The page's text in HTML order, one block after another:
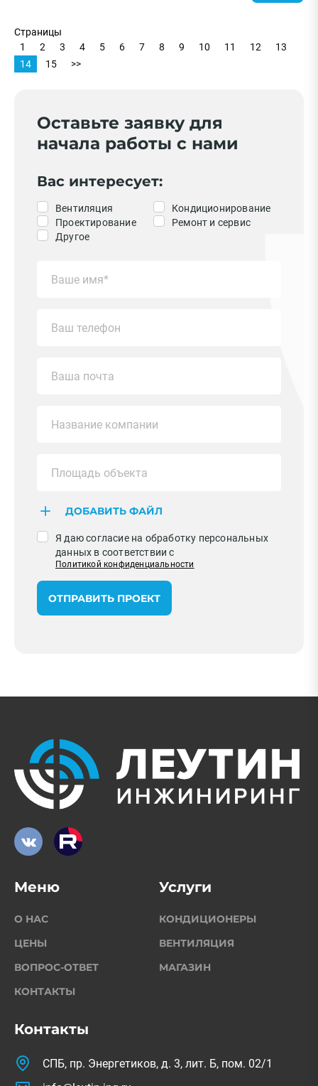
Страницы
1
2 3 4 5 6 7 8 9 10 11 12
13
14
15 >>
Оставьте заявку для
начала работы с нами
Вас интересует:
Вентиляция
Кондиционирование
Проектирование
Ремонт и сервис
Другое
ДОБАВИТЬ ФАЙЛ
Я даю согласие на обработку персональных
данных в соответствии с
Политикой конфиденциальности
ОТПРАВИТЬ ПРОЕКТ
Контакты
СПБ, пр. Энергетиков, д. 3, лит. Б, пом. 02/1
Меню
О НАС
ЦЕНЫ
ВОПРОС-ОТВЕТ
КОНТАКТЫ
Услуги
КОНДИЦИОНЕРЫ
ВЕНТИЛЯЦИЯ
МАГАЗИН